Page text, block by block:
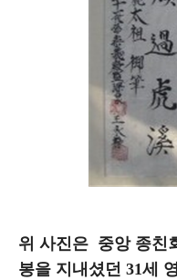
위 사진은 중앙 종친
봉을 지내셨던 31세